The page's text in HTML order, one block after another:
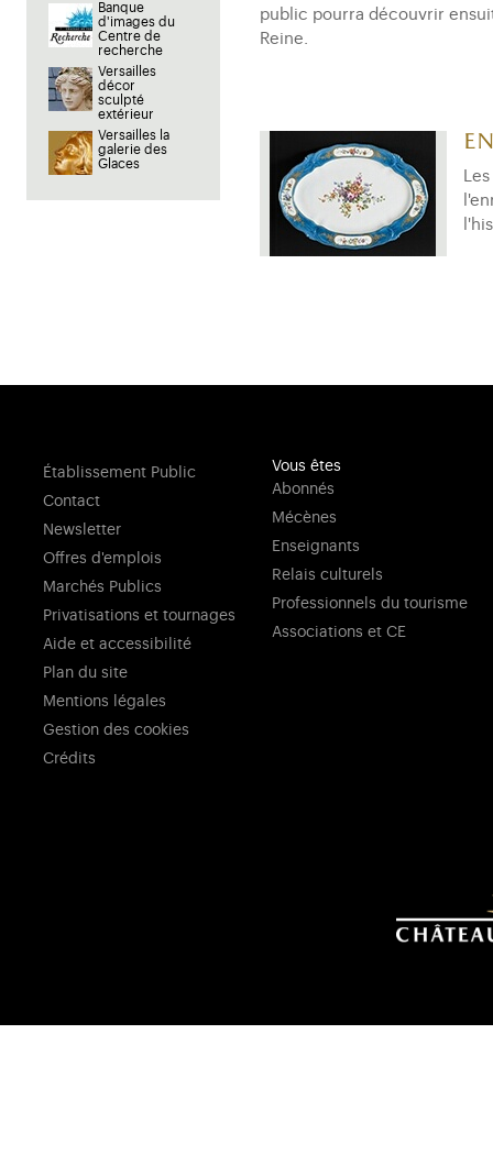
Banque
d'images du
Centre de
recherche
Versailles
décor
sculpté
extérieur
Versailles la
galerie des
Glaces
public pourra découvrir
Reine.
Établissement Public
Contact
Newsletter
Offres d'emplois
Marchés Publics
Privatisations et tournages
Aide et accessibilité
Plan du site
Mentions légales
Gestion des cookies
Crédits
Vous êtes
Abonnés
Mécènes
Enseignants
Relais culturels
Professionnels du tourisme
Associations et CE